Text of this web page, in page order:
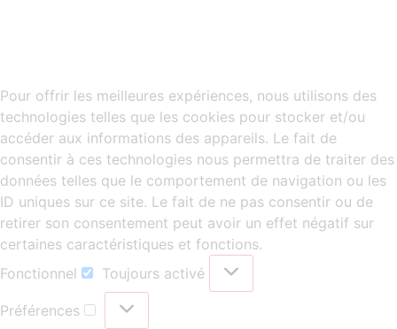
Pour offrir les meilleures expériences, nous utilisons des
technologies telles que les cookies pour stocker et/ou
accéder aux informations des appareils. Le fait de
consentir à ces technologies nous permettra de traiter des
données telles que le comportement de navigation ou les
ID uniques sur ce site. Le fait de ne pas consentir ou de
retirer son consentement peut avoir un effet négatif sur
certaines caractéristiques et fonctions.
Fonctionnel
Toujours activé
Préférences